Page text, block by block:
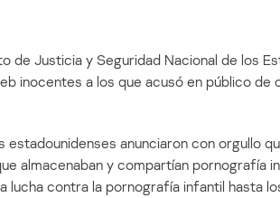
de Justicia y Seguridad Nacional de los
inocentes a los que acusó en público
estadounidenses anunciaron con orgullo
almacenaban y compartían pornografía
lucha contra la pornografía infantil hasta